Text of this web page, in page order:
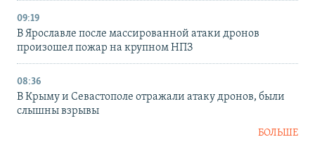
09:19
В Ярославле после массированной атаки дронов
произошел пожар на крупном НПЗ
08:36
В Крыму и Севастополе отражали атаку дронов, были
слышны взрывы
БОЛЬШЕ